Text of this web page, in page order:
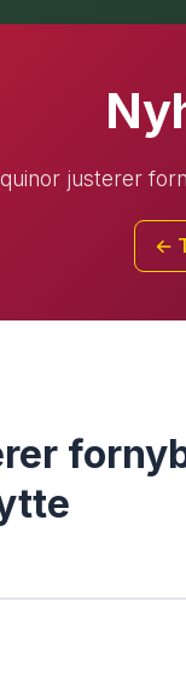
justerer
←